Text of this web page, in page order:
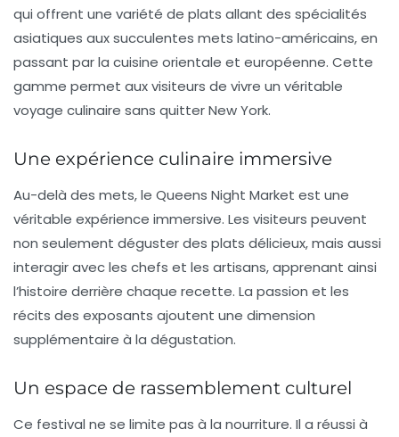
qui offrent une variété de plats allant des spécialités
asiatiques aux succulentes mets latino-américains, en
passant par la cuisine orientale et européenne. Cette
gamme permet aux visiteurs de vivre un véritable
voyage culinaire sans quitter New York.
Une expérience culinaire immersive
Au-delà des mets, le Queens Night Market est une
véritable expérience immersive. Les visiteurs peuvent
non seulement déguster des plats délicieux, mais aussi
interagir avec les chefs et les artisans, apprenant ainsi
l’histoire derrière chaque recette. La passion et les
récits des exposants ajoutent une dimension
supplémentaire à la dégustation.
Un espace de rassemblement culturel
Ce festival ne se limite pas à la nourriture. Il a réussi à